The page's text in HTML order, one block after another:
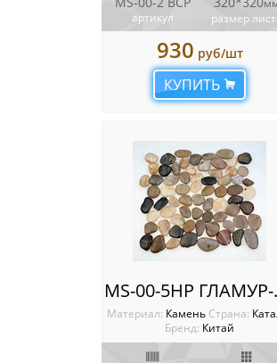
артикул
размер
930 руб/шт
КУПИТЬ
Материал: Камень Cтрана:
Бренд: Китай